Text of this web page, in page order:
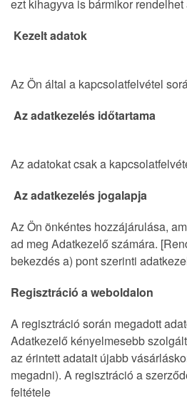
ezt kihagyva is bármikor
Kezelt adatok
Az Ön által a kapcsolatfelvétel
Az adatkezelés időtartama
Az adatokat csak a
Az adatkezelés jogalapja
Az Ön önkéntes hozzájárulása,
ad meg Adatkezelő számára.
bekezdés a) pont szerinti
Regisztráció a weboldalon
A regisztráció során megadott
Adatkezelő kényelmesebb
az érintett adatait újabb
megadni). A regisztráció a
feltétele